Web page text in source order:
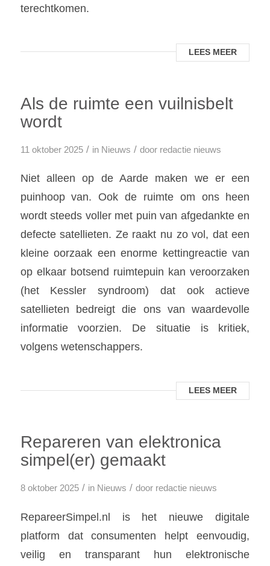
terechtkomen.
LEES MEER
Als de ruimte een vuilnisbelt
wordt
11 oktober 2025 / in Nieuws / door redactie nieuws
Niet alleen op de Aarde maken we er een
puinhoop van. Ook de ruimte om ons heen
wordt steeds voller met puin van afgedankte en
defecte satellieten. Ze raakt nu zo vol, dat een
kleine oorzaak een enorme kettingreactie van
op elkaar botsend ruimtepuin kan veroorzaken
(het Kessler syndroom) dat ook actieve
satellieten bedreigt die ons van waardevolle
informatie voorzien. De situatie is kritiek,
volgens wetenschappers.
LEES MEER
Repareren van elektronica
simpel(er) gemaakt
8 oktober 2025 / in Nieuws / door redactie nieuws
RepareerSimpel.nl is het nieuwe digitale
platform dat consumenten helpt eenvoudig,
veilig en transparant hun elektronische